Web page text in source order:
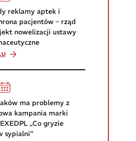
reklamy aptek i
pacjentów – rząd
nowelizacji ustawy
ma problemy z
kampania marki
„Co gryzie
sypialni”